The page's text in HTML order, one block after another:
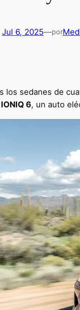
Jul 6, 2025—por
los sedanes de
6, un auto